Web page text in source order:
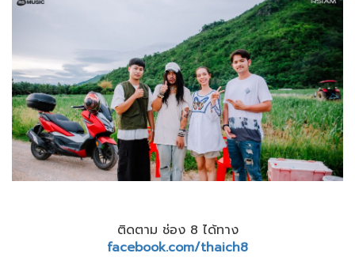
ติดตาม ช่อง 8 ได้ทาง
facebook.com/thaich8